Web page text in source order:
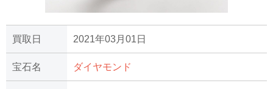
買取日 2021年03月01日
宝石名 ダイヤモンド